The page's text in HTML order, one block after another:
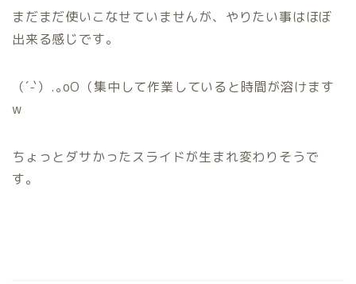
まだまだ使いこなせていませんが、やりたい事はほぼ
出来る感じです。
（´-`）.｡oO（集中して作業していると時間が溶けます
w
ちょっとダサかったスライドが生まれ変わりそうで
す。